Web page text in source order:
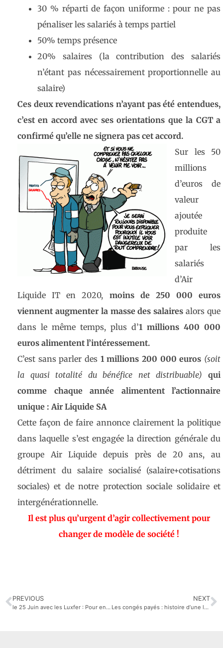
30 % réparti de façon uniforme : pour ne pas
pénaliser les salariés à temps partiel
50% temps présence
20% salaires (la contribution des salariés
n’étant pas nécessairement proportionnelle au
salaire)
Ces deux revendications n’ayant pas été entendues,
c’est en accord avec ses orientations que la CGT a
confirmé qu’elle ne signera pas cet accord.
Sur les 50
millions
d’euros de
valeur
ajoutée
produite
par les
salariés
d’Air
Liquide IT en 2020, moins de 250 000 euros
viennent augmenter la masse des salaires alors que
dans le même temps, plus d’1 millions 400 000
euros alimentent l’intéressement.
C’est sans parler des 1 millions 200 000 euros (soit
la quasi totalité du bénéfice net distribuable) qui
comme chaque année alimentent l’actionnaire
unique : Air Liquide SA
Cette façon de faire annonce clairement la politique
dans laquelle s’est engagée la direction générale du
groupe Air Liquide depuis près de 20 ans, au
détriment du salaire socialisé (salaire+cotisations
sociales) et de notre protection sociale solidaire et
intergénérationnelle.
Il est plus qu’urgent d’agir collectivement pour
changer de modèle de société !
PREVIOUS
le 25 Juin avec les Luxfer : Pour engager la rupture avec le monde d’avant !
NEXT
Les congés payés : histoire d’une lutte sociale